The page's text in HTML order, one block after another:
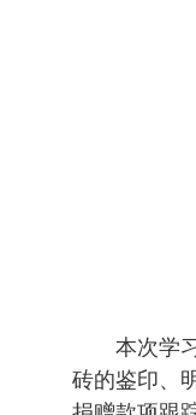
本次学
砖的鉴印、